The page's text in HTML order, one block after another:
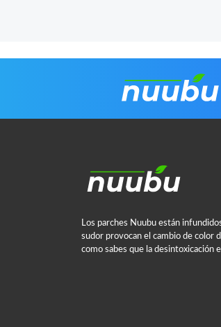
Los parches Nuubu están
sudor provocan el cambio de color
como sabes que la desintoxicación